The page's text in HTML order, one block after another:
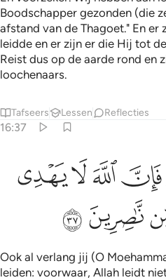
Boodschapper gezonden (die
afstand van de Thagoet." En er
leidde en er zijn er die Hij tot
Reist dus op de aarde rond en
loochenaars.
Tafseers Lessen Reflecties
16:37
من يضل وما لهم من ناصرين ٣٧
مَن يُضِلُّ ۖ وَمَا لَهُم مِّن نَّـٰصِرِينَ ٣٧
ﲇﲈﲉﲊ
ﲑﲒ
Ook al verlang jij (O
leiden: voorwaar, Allah leidt